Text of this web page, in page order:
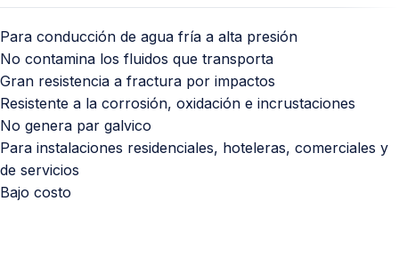
Para conducción de agua fría a alta presión
No contamina los fluidos que transporta
Gran resistencia a fractura por impactos
Resistente a la corrosión, oxidación e incrustaciones
No genera par galvico
Para instalaciones residenciales, hoteleras, comerciales y
de servicios
Bajo costo